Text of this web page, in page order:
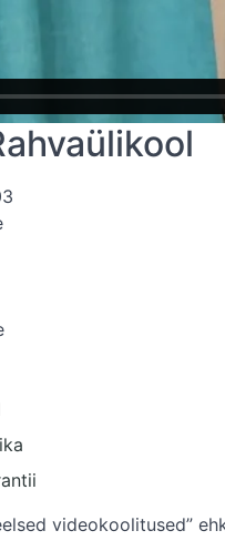
videokoolitused”